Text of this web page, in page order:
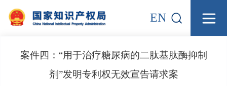
EN
案件四：“用于治疗糖尿病的二肽基肽酶抑制
剂”发明专利权无效宣告请求案